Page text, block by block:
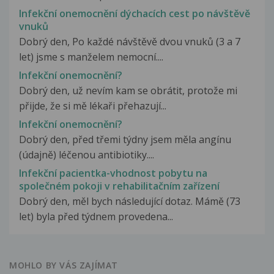
Infekční onemocnění dýchacích cest po návštěvě
vnuků
Dobrý den, Po každé návštěvě dvou vnuků (3 a 7
let) jsme s manželem nemocní....
Infekční onemocnění?
Dobrý den, už nevím kam se obrátit, protože mi
přijde, že si mě lékaři přehazují...
Infekční onemocnění?
Dobrý den, před třemi týdny jsem měla angínu
(údajně) léčenou antibiotiky....
Infekční pacientka-vhodnost pobytu na
společném pokoji v rehabilitačním zařízení
Dobrý den, měl bych následující dotaz. Mámě (73
let) byla před týdnem provedena...
MOHLO BY VÁS ZAJÍMAT